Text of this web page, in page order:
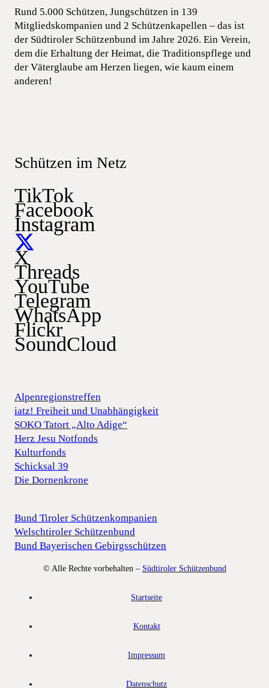
Rund 5.000 Schützen, Jungschützen in 139
Mitgliedskompanien und 2 Schützenkapellen – das ist
der Südtiroler Schützenbund im Jahre 2026. Ein Verein,
dem die Erhaltung der Heimat, die Traditionspflege und
der Väterglaube am Herzen liegen, wie kaum einem
anderen!
Schützen im Netz
TikTok
Facebook
Instagram
X
Threads
YouTube
Telegram
WhatsApp
Flickr
SoundCloud
Alpenregionstreffen
iatz! Freiheit und Unabhängigkeit
SOKO Tatort „Alto Adige“
Herz Jesu Notfonds
Kulturfonds
Schicksal 39
Die Dornenkrone
Bund Tiroler Schützenkompanien
Welschtiroler Schützenbund
Bund Bayerischen Gebirgsschützen
© Alle Rechte vorbehalten – Südtiroler Schützenbund
Startseite
Kontakt
Impressum
Datenschutz